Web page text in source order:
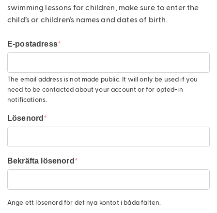
för
gravida
och
Om
oss
Traumafri
simskola
Linnéas
Simfond
Bassängen
Våra
HBTQIA+
swimming lessons for children, make sure to enter the
child’s or children’s names and dates of birth.
E-postadress
The email address is not made public. It will only be used if you
need to be contacted about your account or for opted-in
notifications.
Lösenord
Bekräfta lösenord
Ange ett lösenord för det nya kontot i båda fälten.